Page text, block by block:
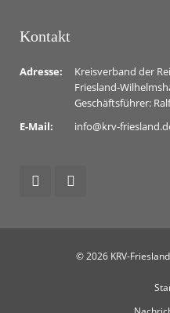
Kontakt
Adresse:
Kreisverband der
Friesland-
Geschäftsführer:
E-Mail:
info@krv-
© 2026 KRV-